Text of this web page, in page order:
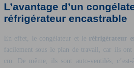
L’avantage d’un
réfrigérateur encastrable
En effet, le congélateur et le réfrigérateur
facilement sous le plan de travail, car ils ont
cm. De même, ils sont auto-ventilés, c’est-